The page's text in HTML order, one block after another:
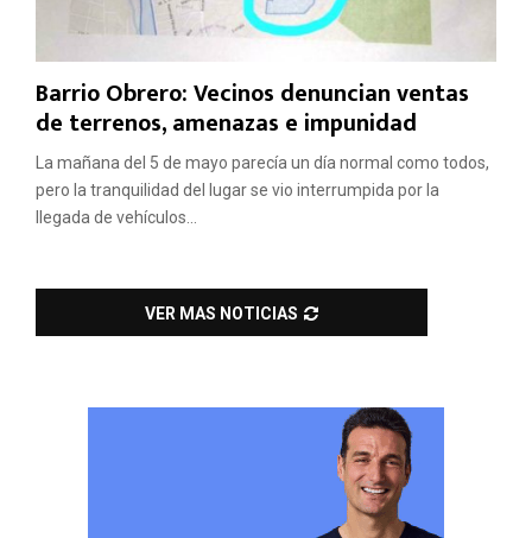
Barrio Obrero: Vecinos denuncian ventas
de terrenos, amenazas e impunidad
La mañana del 5 de mayo parecía un día normal como todos,
pero la tranquilidad del lugar se vio interrumpida por la
llegada de vehículos...
VER MAS NOTICIAS